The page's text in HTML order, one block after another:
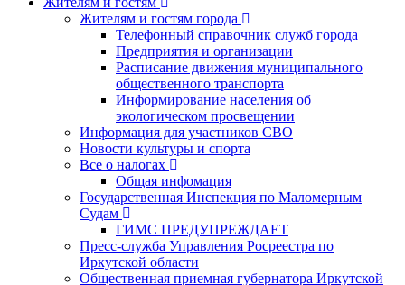
Жителям и гостям города
Телефонный справочник служб города
Предприятия и организации
Расписание движения муниципального
общественного транспорта
Информирование населения об
экологическом просвещении
Информация для участников СВО
Новости культуры и спорта
Все о налогах
Общая инфомация
Государственная Инспекция по Маломерным
Судам
ГИМС ПРЕДУПРЕЖДАЕТ
Пресс-служба Управления Росреестра по
Иркутской области
Общественная приемная губернатора Иркутской